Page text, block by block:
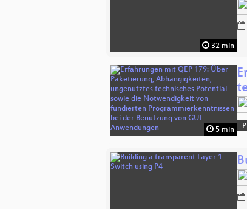
32 min
5 min